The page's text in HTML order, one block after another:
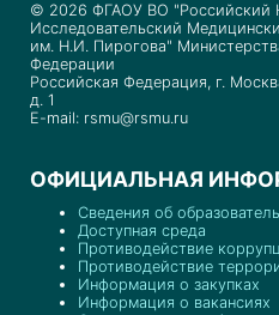
© 2026 ФГАОУ ВО "Российский
Исследовательский
им. Н.И. Пирогова"
Федерации
Российская Федерация, г.
д. 1
E-mail: rsmu@rsmu.ru
ОФИЦИАЛЬНАЯ
Сведения об
Доступная среда
Противодействие
Противодействие
Информация о закупках
Информация о вакансиях